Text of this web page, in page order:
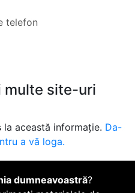
telefon
multe site-uri
această informație. Da-
a vă loga.
dumneavoastră?